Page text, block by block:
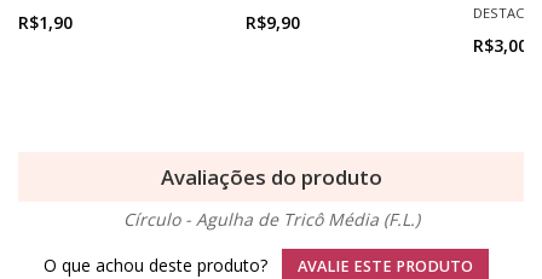
R$1,90 R$9,90
R$3,00
Avaliações do produto
Círculo - Agulha de Tricô Média (F.L.)
O que achou deste produto?
AVALIE ESTE PRODUTO